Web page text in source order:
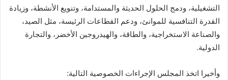
التشغيلية، ودمج الحلول الحديثة والمستدامة، وتنويع الأنشطة، وزيادة
القدرة التنافسية للموانئ، ودعم القطاعات الرئيسة، مثل الصيد،
والصناعة الاستخراجية، والطاقة، والهيدروجين الأخضر، والتجارة
الدولية.
وأخيرا اتخذ المجلس الإجراءات الخصوصية التالية: